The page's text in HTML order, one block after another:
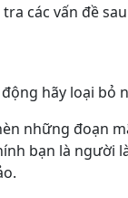
các vấn đề
hãy loại bỏ
những đoạn
bạn là người